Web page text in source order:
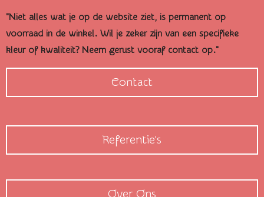
"Niet alles wat je op de website ziet, is permanent op
voorraad in de winkel. Wil je zeker zijn van een specifieke
kleur of kwaliteit? Neem gerust vooraf contact op."
Contact
Referentie's
Over Ons